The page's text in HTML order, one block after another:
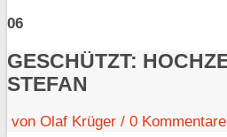
06
GESCHÜTZT:
STEFAN
von Olaf Krüger / 0 Kommentare